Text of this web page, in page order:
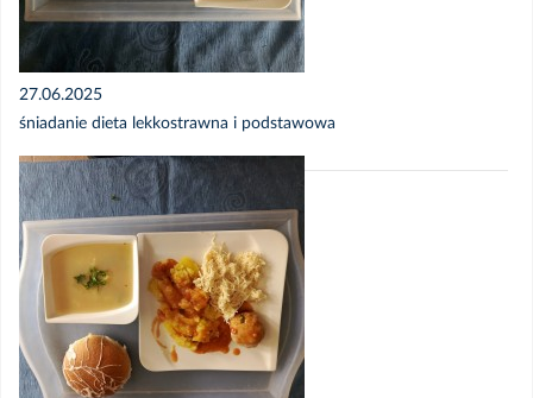
Czerwiec 2025 - Zdjęcia posiłków
Czerwiec 2025 - Jadłospis
Maj 2025 - Zdjęcia posiłków
Maj 2025 - Jadłospis
Kwiecień 2025 - Jadłospis
Kwiecień 2025 - Zdjęcia posiłków
27.06.2025
śniadanie dieta lekkostrawna i podstawowa